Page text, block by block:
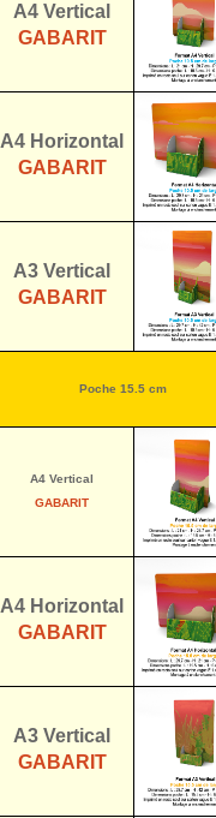
A4 Vertical
GABARIT
A4 Horizontal
GABARIT
A3 Vertical
GABARIT
Poche 15.5 cm
A4 Vertical
GABARIT
A4 Horizontal
GABARIT
A3 Vertical
GABARIT